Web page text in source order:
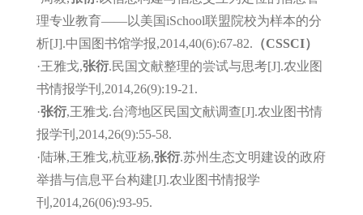
理专业教育——以美国iSchool联盟院校为样本的分
析[J].中国图书馆学报,2014,40(6):67-82. （CSSCI）
·王雅戈,张衍.民国文献整理的尝试与思考[J].农业图
书情报学刊,2014,26(9):19-21.
·张衍,王雅戈.台湾地区民国文献调查[J].农业图书情
报学刊,2014,26(9):55-58.
·陆琳,王雅戈,杭亚杨,张衍.苏州生态文明建设的政府
举措与信息平台构建[J].农业图书情报学
刊,2014,26(06):93-95.